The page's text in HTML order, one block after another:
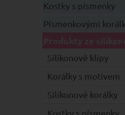
Kostky s písmenky
Písmenkovými
Silikonové klipy
Korálky s motivem
Silikonové korálky
Kostky s písmenky